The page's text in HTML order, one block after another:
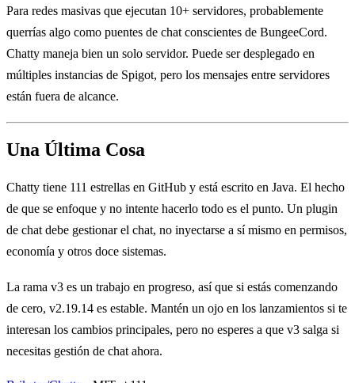
Para redes masivas que ejecutan 10+ servidores, probablemente
querrías algo como puentes de chat conscientes de BungeeCord.
Chatty maneja bien un solo servidor. Puede ser desplegado en
múltiples instancias de Spigot, pero los mensajes entre servidores
están fuera de alcance.
Una Última Cosa
Chatty tiene 111 estrellas en GitHub y está escrito en Java. El hecho
de que se enfoque y no intente hacerlo todo es el punto. Un plugin
de chat debe gestionar el chat, no inyectarse a sí mismo en permisos,
economía y otros doce sistemas.
La rama v3 es un trabajo en progreso, así que si estás comenzando
de cero, v2.19.14 es estable. Mantén un ojo en los lanzamientos si te
interesan los cambios principales, pero no esperes a que v3 salga si
necesitas gestión de chat ahora.